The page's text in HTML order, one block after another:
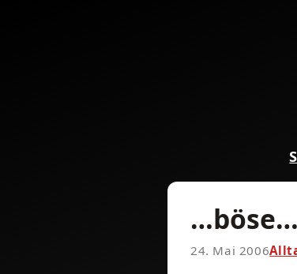
…böse…
24. Mai 2006